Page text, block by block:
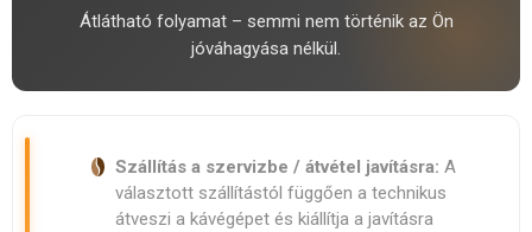
Átlátható folyamat – semmi nem történik az Ön
jóváhagyása nélkül.
Szállítás a szervizbe / átvétel javításra: A
választott szállítástól függően a technikus
átveszi a kávégépet és kiállítja a javításra